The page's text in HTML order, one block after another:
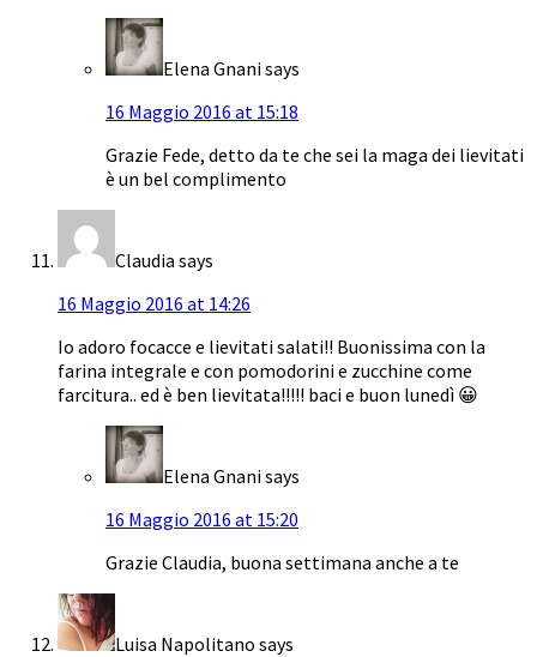
Elena Gnanisays
16 Maggio 2016 at 15:18
Grazie Fede, detto da te che sei la maga dei lievitati
è un bel complimento
Claudia says
16 Maggio 2016 at 14:26
Io adoro focacce e lievitati salati!! Buonissima con la
farina integrale e con pomodorini e zucchine come
farcitura.. ed è ben lievitata!!!!! baci e buon lunedì 😀
Elena Gnanisays
16 Maggio 2016 at 15:20
Grazie Claudia, buona settimana anche a te
Luisa Napolitano says